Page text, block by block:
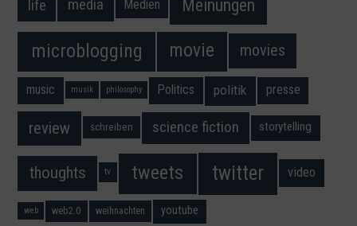
life media Medien Meinungen
microblogging movie movies
music musik philosophy Politics politik presse
review schreiben science fiction storytelling
thoughts tv tweets twitter video
web web2.0 weihnachten youtube